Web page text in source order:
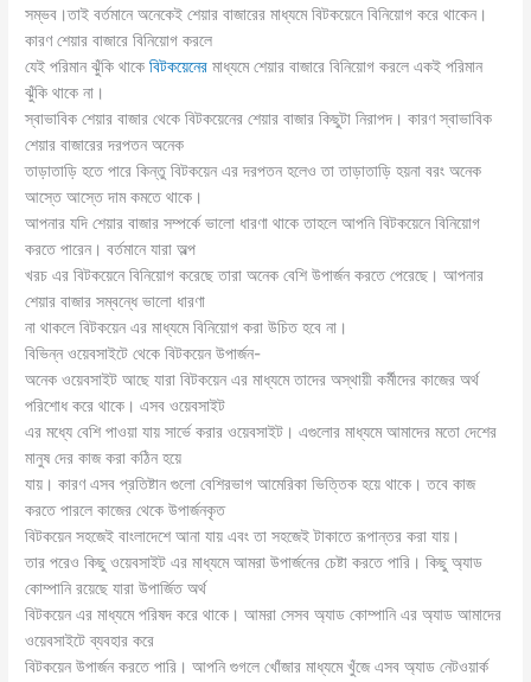
সম্ভব।তাই বর্তমানে অনেকেই শেয়ার বাজারের মাধ্যমে বিটকয়েনে বিনিয়োগ করে থাকেন।
কারণ শেয়ার বাজারে বিনিয়োগ করলে
যেই পরিমান ঝুঁকি থাকেবিটকয়েনের মাধ্যমে শেয়ার বাজারে বিনিয়োগ করলে একই পরিমান
ঝুঁকি থাকে না।
স্বাভাবিক শেয়ার বাজার থেকে বিটকয়েনের শেয়ার বাজার কিছুটা নিরাপদ। কারণ স্বাভাবিক
শেয়ার বাজারের দরপতন অনেক
তাড়াতাড়ি হতে পারে কিন্তু বিটকয়েন এর দরপতন হলেও তা তাড়াতাড়ি হয়না বরং অনেক
আস্তে আস্তে দাম কমতে থাকে।
আপনার যদি শেয়ার বাজার সম্পর্কে ভালো ধারণা থাকে তাহলে আপনি বিটকয়েনে বিনিয়োগ
করতে পারেন। বর্তমানে যারা অল্প
খরচ এর বিটকয়েনে বিনিয়োগ করেছে তারা অনেক বেশি উপার্জন করতে পেরেছে। আপনার
শেয়ার বাজার সম্বন্ধে ভালো ধারণা
না থাকলে বিটকয়েন এর মাধ্যমে বিনিয়োগ করা উচিত হবে না।
বিভিন্ন ওয়েবসাইটে থেকে বিটকয়েন উপার্জন-
অনেক ওয়েবসাইট আছে যারা বিটকয়েন এর মাধ্যমে তাদের অস্থায়ী কর্মীদের কাজের অর্থ
পরিশোধ করে থাকে। এসব ওয়েবসাইট
এর মধ্যে বেশি পাওয়া যায় সার্ভে করার ওয়েবসাইট। এগুলোর মাধ্যমে আমাদের মতো দেশের
মানুষ দের কাজ করা কঠিন হয়ে
যায়। কারণ এসব প্রতিষ্টান গুলো বেশিরভাগ আমেরিকা ভিত্তিক হয়ে থাকে। তবে কাজ
করতে পারলে কাজের থেকে উপার্জনকৃত
বিটকয়েন সহজেই বাংলাদেশে আনা যায় এবং তা সহজেই টাকাতে রূপান্তর করা যায়।
তার পরেও কিছু ওয়েবসাইট এর মাধ্যমে আমরা উপার্জনের চেষ্টা করতে পারি। কিছু অ্যাড
কোম্পানি রয়েছে যারা উপার্জিত অর্থ
বিটকয়েন এর মাধ্যমে পরিষদ করে থাকে। আমরা সেসব অ্যাড কোম্পানি এর অ্যাড আমাদের
ওয়েবসাইটে ব্যবহার করে
বিটকয়েন উপার্জন করতে পারি। আপনি গুগলে খোঁজার মাধ্যমে খুঁজে এসব অ্যাড নেটওয়ার্ক